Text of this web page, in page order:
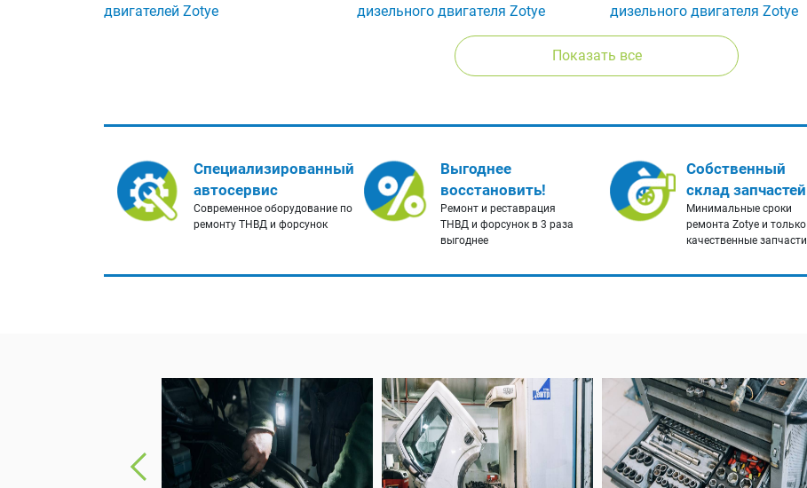
двигателей Zotye
дизельного двигателя Zotye
дизельного двигателя Zotye
Показать все
Специализированный
автосервис
Современное оборудование по
ремонту ТНВД и форсунок
Выгоднее
восстановить!
Ремонт и реставрация
ТНВД и форсунок в 3 раза
выгоднее
Собственный
склад запчастей
Минимальные сроки
ремонта Zotye и только
качественные запчасти